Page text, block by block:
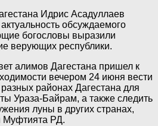
Идрис Асадуллаев
обсуждаемого
богословы выразили
верующих республики.
алимов Дагестана пришел к
вечером 24 июня вести
районах Дагестана для
Ураза-Байрам, а также следить
луны в других странах,
Муфтията РД.